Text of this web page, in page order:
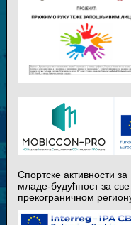
Спортске активности за
младе-будућност за
прекограничном